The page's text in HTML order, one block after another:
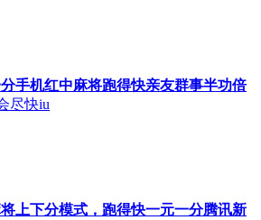
手机红中麻将跑得快亲友群事半功倍
尽快iu
上下分模式，跑得快一元一分腾讯新